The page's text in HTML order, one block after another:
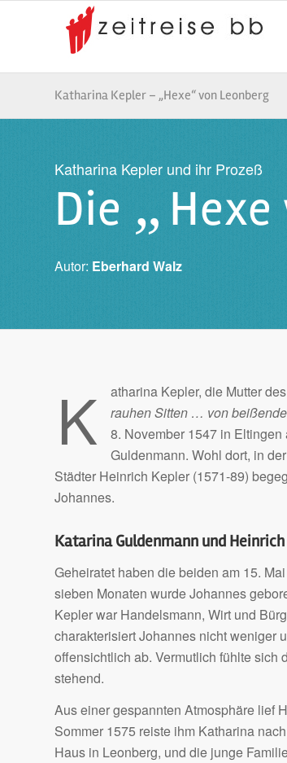
Katharina Kepler – „Hexe“ von Leonberg
Katharina Kepler und ihr Prozeß
Die „
Autor: Eberhard Walz
K atharina Kepler, die Mutter
rauhen Sitten … von
8. November 1547 in
Guldenmann. Wohl dort, in
Städter Heinrich Kepler (1571-89)
Johannes.
Katarina Guldenmann und
Geheiratet haben die beiden am 15.
sieben Monaten wurde Johannes
Kepler war Handelsmann, Wirt und
charakterisiert Johannes nicht weniger
offensichtlich ab. Vermutlich fühlte sich
stehend.
Aus einer gespannten Atmosphäre lief
Sommer 1575 reiste ihm Katharina
Haus in Leonberg, und die junge